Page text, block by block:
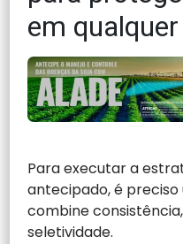
em
Para executar a
antecipado, é
combine
seletividade.